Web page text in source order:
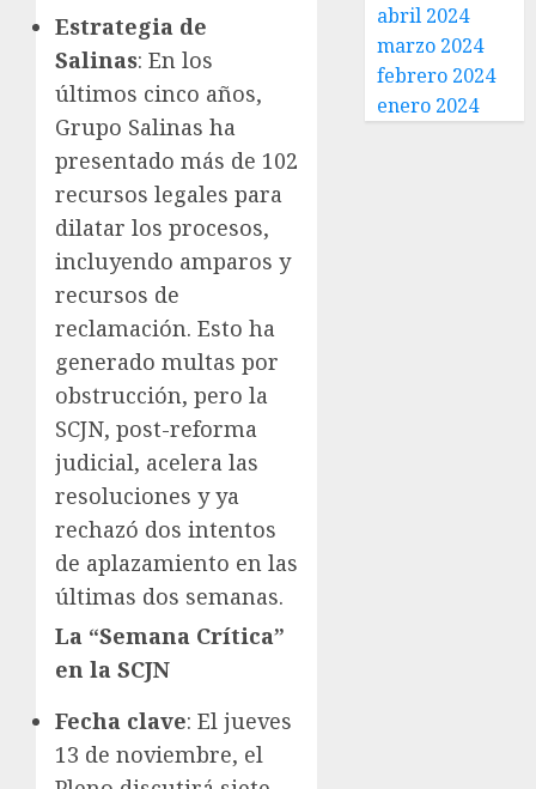
Estrategia de
Salinas: En los
últimos cinco años,
Grupo Salinas ha
presentado más de 102
recursos legales para
dilatar los procesos,
incluyendo amparos y
recursos de
reclamación. Esto ha
generado multas por
obstrucción, pero la
SCJN, post-reforma
judicial, acelera las
resoluciones y ya
rechazó dos intentos
de aplazamiento en las
últimas dos semanas.
La “Semana Crítica”
en la SCJN
Fecha clave: El jueves
13 de noviembre, el
abril 2024
marzo 2024
febrero 2024
enero 2024